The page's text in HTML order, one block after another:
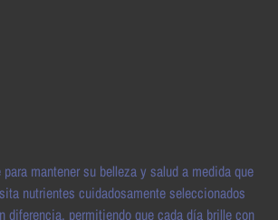
mantener su belleza y salud a medida que
nutrientes cuidadosamente seleccionados
diferencia, permitiendo que cada día brille con